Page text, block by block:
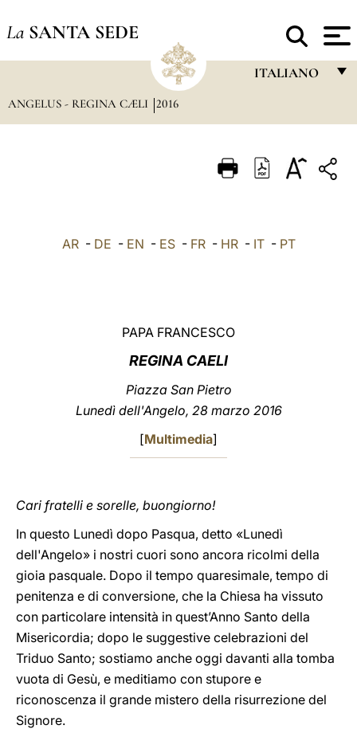
La SANTA SEDE
ITALIANO
ITALIANO
ANGELUS - REGINA CÆLI 2016
AR- DE - EN - ES- FR- HR- IT- PT
PAPA FRANCESCO
REGINA CAELI
Piazza San Pietro
Lunedì dell'Angelo, 28 marzo 2016
[Multimedia]
Cari fratelli e sorelle, buongiorno!
In questo Lunedì dopo Pasqua, detto «Lunedì
dell'Angelo» i nostri cuori sono ancora ricolmi della
gioia pasquale. Dopo il tempo quaresimale, tempo di
penitenza e di conversione, che la Chiesa ha vissuto
con particolare intensità in quest’Anno Santo della
Misericordia; dopo le suggestive celebrazioni del
Triduo Santo; sostiamo anche oggi davanti alla tomba
vuota di Gesù, e meditiamo con stupore e
riconoscenza il grande mistero della risurrezione del
Signore.